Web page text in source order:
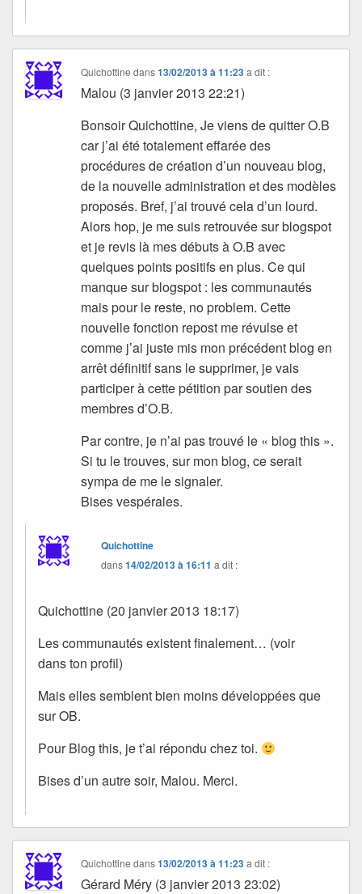
Quichottine dans13/02/2013 à 11:23 a dit :
Malou (3 janvier 2013 22:21)
Bonsoir Quichottine, Je viens de quitter O.B
car j’ai été totalement effarée des
procédures de création d’un nouveau blog,
de la nouvelle administration et des modèles
proposés. Bref, j’ai trouvé cela d’un lourd.
Alors hop, je me suis retrouvée sur blogspot
et je revis là mes débuts à O.B avec
quelques points positifs en plus. Ce qui
manque sur blogspot : les communautés
mais pour le reste, no problem. Cette
nouvelle fonction repost me révulse et
comme j’ai juste mis mon précédent blog en
arrêt définitif sans le supprimer, je vais
participer à cette pétition par soutien des
membres d’O.B.
Par contre, je n’ai pas trouvé le « blog this ».
Si tu le trouves, sur mon blog, ce serait
sympa de me le signaler.
Bises vespérales.
Quichottine
dans14/02/2013 à 16:11 a dit :
Quichottine (20 janvier 2013 18:17)
Les communautés existent finalement… (voir
dans ton profil)
Mais elles semblent bien moins développées que
sur OB.
Pour Blog this, je t’ai répondu chez toi.
Bises d’un autre soir, Malou. Merci.
Quichottine dans13/02/2013 à 11:23 a dit :
Gérard Méry (3 janvier 2013 23:02)